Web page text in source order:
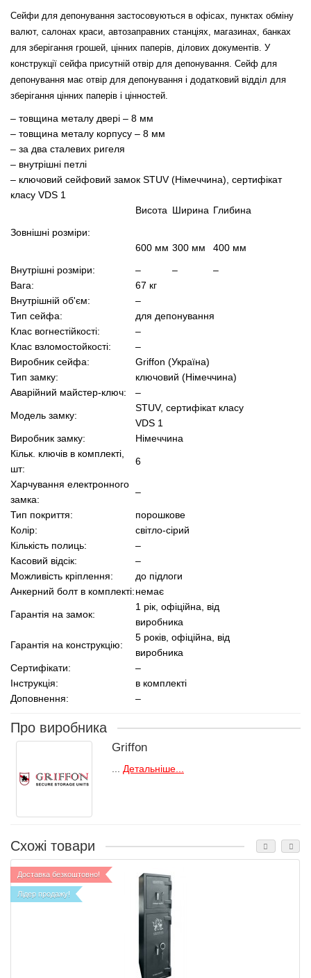
Сейфи для депонування застосовуються в офісах, пунктах обміну
валют, салонах краси, автозаправних станціях, магазинах, банках
для зберігання грошей, цінних паперів, ділових документів. У
конструкції сейфа присутній отвір для депонування. Сейф для
депонування має отвір для депонування і додатковий відділ для
зберігання цінних паперів і цінностей.
– товщина металу двері – 8 мм
– товщина металу корпусу – 8 мм
– за два сталевих ригеля
– внутрішні петлі
– ключовий сейфовий замок STUV (Німеччина), сертифікат
класу VDS 1
Зовнішні розміри:
Висота
600 мм
Ширина
300 мм
Глибина
400 мм
Внутрішні розміри:
– –
–
Вага:
67 кг
Внутрішній об'єм:
–
Тип сейфа:
для депонування
Клас вогнестійкості:
–
Клас взломостойкості:
–
Виробник сейфа:
Griffon (Україна)
Тип замку:
ключовий (Німеччина)
Аварійний майстер-ключ:
–
Модель замку:
STUV, сертифікат класу
VDS 1
Виробник замку:
Німеччина
Кільк. ключів в комплекті,
шт:
6
Харчування електронного
замка:
–
Тип покриття:
порошкове
Колір:
світло-сірий
Кількість полиць:
–
Касовий відсік:
–
Можливість кріплення:
до підлоги
Анкерний болт в комплекті:немає
Гарантія на замок:
1 рік, офіційна, від
виробника
Гарантія на конструкцію:
5 років, офіційна, від
виробника
Сертифікати:
–
Інструкція:
в комплекті
Доповнення:
–
Про виробника
Griffon
Детальніше...
Схожі товари
Доставка безкоштовно!
Лідер продажу!